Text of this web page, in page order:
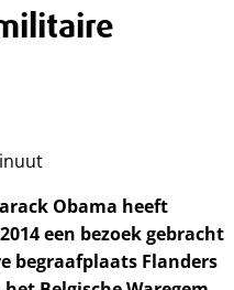
Obama heeft
een bezoek gebracht
begraafplaats Flanders